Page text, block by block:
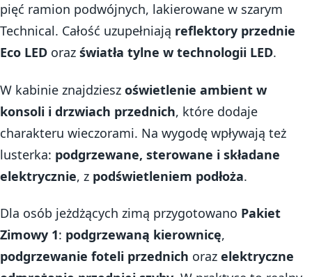
pięć ramion podwójnych, lakierowane w szarym
Technical. Całość uzupełniają reflektory przednie
Eco LED oraz światła tylne w technologii LED.
W kabinie znajdziesz oświetlenie ambient w
konsoli i drzwiach przednich, które dodaje
charakteru wieczorami. Na wygodę wpływają też
lusterka: podgrzewane, sterowane i składane
elektrycznie, z podświetleniem podłoża.
Dla osób jeżdżących zimą przygotowano Pakiet
Zimowy 1: podgrzewaną kierownicę,
podgrzewanie foteli przednich oraz elektryczne